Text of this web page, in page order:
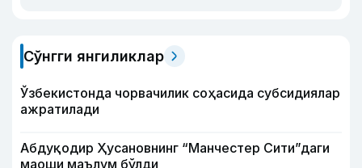
Сўнгги янгиликлар
Ўзбекистонда чорвачилик соҳасида субсидиялар
ажратилади
Абдуқодир Ҳусановнинг “Манчестер Сити”даги
маоши маълум бўлди